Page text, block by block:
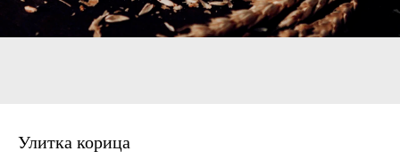
Улитка корица